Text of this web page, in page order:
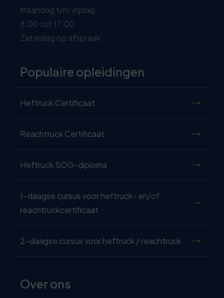
Maandag t/m vrijdag
8:00 tot 17:00
Zaterdag op afspraak
Populaire opleidingen
Heftruck Certificaat
Reachtruck Certificaat
Heftruck SOG-diploma
1-daagse cursus voor heftruck- en/of
reachtruckcertificaat
2-daagse cursus voor heftruck / reachtruck
Over ons